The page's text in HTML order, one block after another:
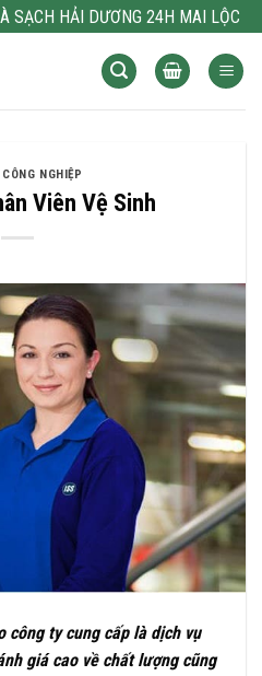
SẠCH HẢI DƯƠNG 24H MAI LỘC
NGHIỆP
Viên Vệ Sinh
công ty cung cấp là dịch vụ
giá cao về chất lượng cũng